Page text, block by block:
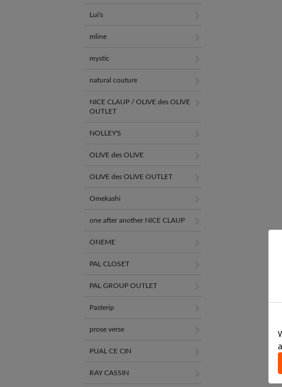
Lui's
mline
mystic
natural couture
NICE CLAUP / OLIVE des OLIVE
OUTLET
NOLLEY'S
OLIVE des OLIVE
OLIVE des OLIVE OUTLET
Omekashi
one after another NICE CLAUP
ONEME
PAL CLOSET
PAL GROUP OUTLET
Pasterip
prose verse
PUAL CE CIN
RAY CASSIN